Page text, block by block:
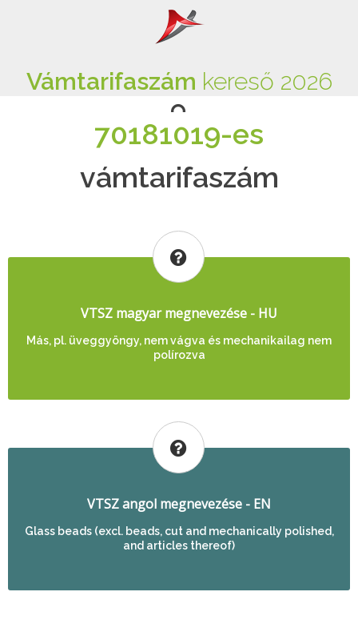
Vámtarifaszám kereső 2026
70181019-es
vámtarifaszám
VTSZ magyar megnevezése - HU
Más, pl. üveggyöngy, nem vágva és mechanikailag nem
polírozva
VTSZ angol megnevezése - EN
Glass beads (excl. beads, cut and mechanically polished,
and articles thereof)